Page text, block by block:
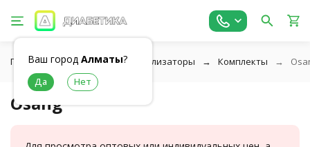
Ваш город Алматы?
Главная Глюкометры и анализаторы Комплекты
Osang